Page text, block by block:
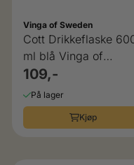
Vinga of Sweden
Cott Drikkeflaske
ml blå Vinga of
Sweden
109,-
På lager
Kjøp